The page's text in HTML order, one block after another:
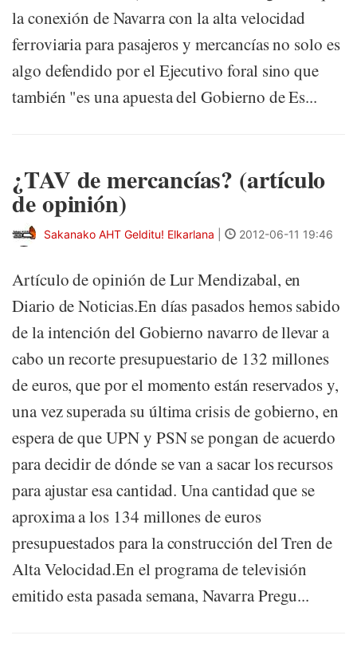
la conexión de Navarra con la alta velocidad
ferroviaria para pasajeros y mercancías no solo es
algo defendido por el Ejecutivo foral sino que
también "es una apuesta del Gobierno de Es...
¿TAV de mercancías? (artículo
de opinión)
Sakanako AHT Gelditu! Elkarlana 2012-06-11 19:46
Artículo de opinión de Lur Mendizabal, en
Diario de Noticias.En días pasados hemos sabido
de la intención del Gobierno navarro de llevar a
cabo un recorte presupuestario de 132 millones
de euros, que por el momento están reservados y,
una vez superada su última crisis de gobierno, en
espera de que UPN y PSN se pongan de acuerdo
para decidir de dónde se van a sacar los recursos
para ajustar esa cantidad. Una cantidad que se
aproxima a los 134 millones de euros
presupuestados para la construcción del Tren de
Alta Velocidad.En el programa de televisión
emitido esta pasada semana, Navarra Pregu...